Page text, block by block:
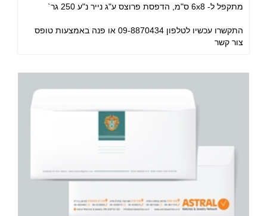
מתקפל ל- 6x8 ס"מ, הדפסת פרוצס ע"ג נייר נ"ע 250 גר`
התקשרו עכשיו לטלפון 09-8870434 או פנה באמצעות טופס
צור קשר